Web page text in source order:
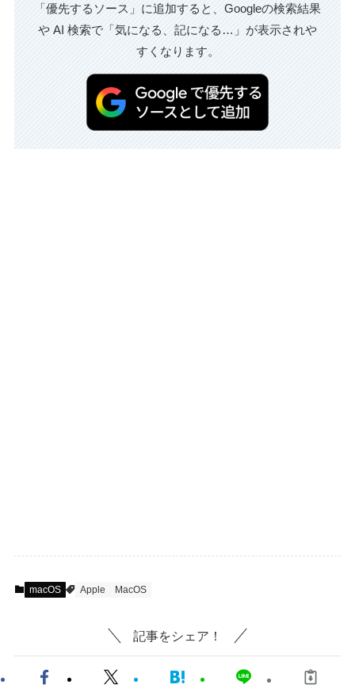
「優先するソース」に追加すると、Googleの検索結果
や AI 検索で「気になる、記になる…」が表示されや
すくなります。
macOS Apple MacOS
記事をシェア！